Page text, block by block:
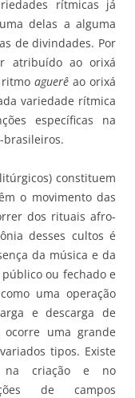
rítmicas já
delas a alguma
de divindades. Por
atribuído ao orixá
ritmoaguerê ao orixá
variedade rítmica
específicas na
brasileiros.
constituem
o movimento das
dos rituais afro-
desses cultos é
da música e da
ou fechado e
uma operação
e descarga de
uma grande
tipos. Existe
na criação e no
de campos